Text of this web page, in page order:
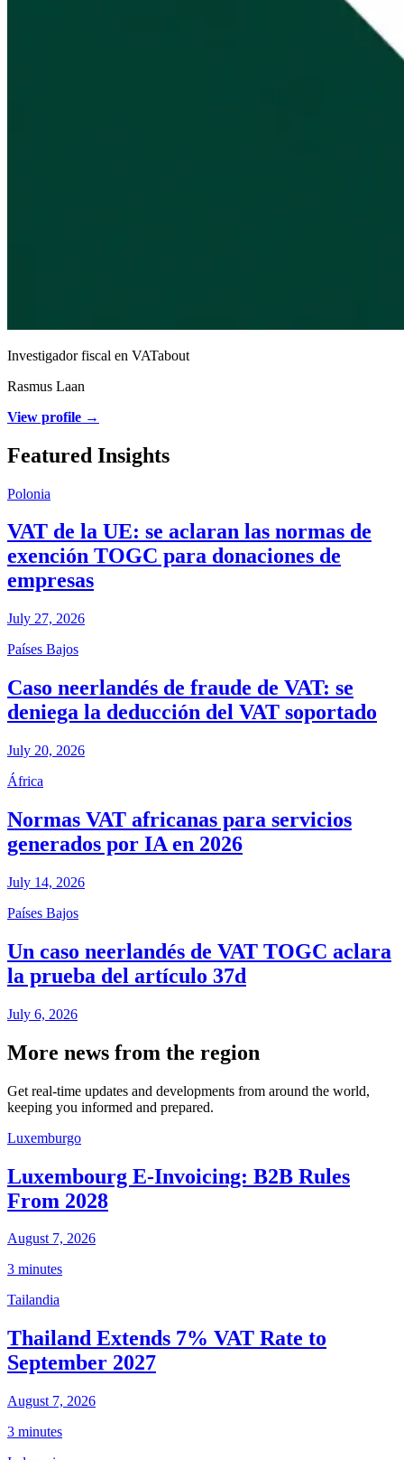
Investigador fiscal en VATabout
Rasmus Laan
View profile →
Featured Insights
Polonia
VAT de la UE: se aclaran las normas de
exención TOGC para donaciones de
empresas
July 27, 2026
Países Bajos
Caso neerlandés de fraude de VAT: se
deniega la deducción del VAT soportado
July 20, 2026
África
Normas VAT africanas para servicios
generados por IA en 2026
July 14, 2026
Países Bajos
Un caso neerlandés de VAT TOGC aclara
la prueba del artículo 37d
July 6, 2026
More news from the region
Get real-time updates and developments from around the world,
keeping you informed and prepared.
Luxemburgo
Luxembourg E-Invoicing: B2B Rules
From 2028
August 7, 2026
3 minutes
Tailandia
Thailand Extends 7% VAT Rate to
September 2027
August 7, 2026
3 minutes